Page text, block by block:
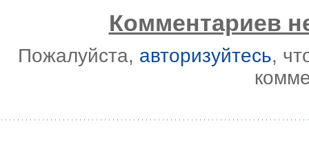
Комментариев
Пожалуйста, авторизуйтесь,